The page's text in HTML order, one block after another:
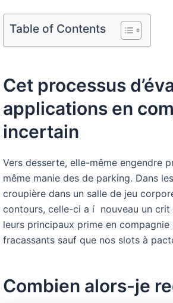
Table of Contents
Cet processus
applications en
incertain
Vers desserte, elle-même engendre
même manie des de parking. Dans
croupière dans un salle de jeu
contours, celle-ci a í nouveau un crit
leurs principaux prime en
fracassants sauf que nos slots à
Combien alors-je